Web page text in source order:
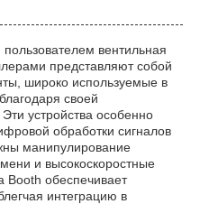
вентильная
представляют собой
широко используемые в
своей
устройства особенно
обработки сигналов
манипулирование
и высокоскоростные
Booth обеспечивает
интеграцию в